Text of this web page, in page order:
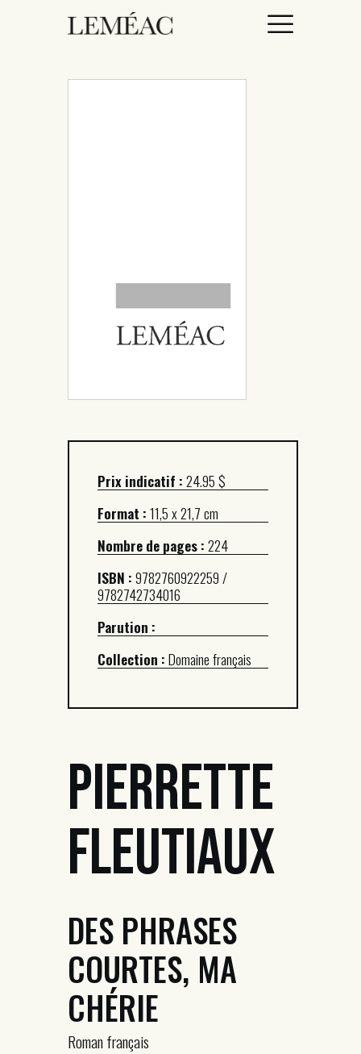
À PROPOS
Prix indicatif :24.95 $
Format :11,5 x 21,7 cm
Nombre de pages :224
ISBN :9782760922259 /
9782742734016
Parution :
Collection :Domaine français
Pierrette
Fleutiaux
DES PHRASES
COURTES, MA
CHÉRIE
Roman français